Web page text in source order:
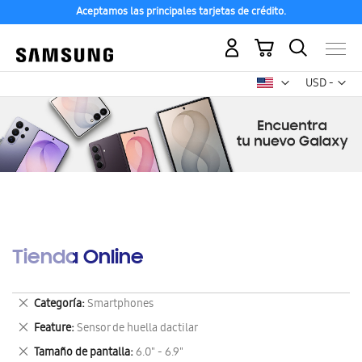
Aceptamos las principales tarjetas de crédito.
USD -
dólar
Mi carrito
Tienda Online
Categoría Smartphones
Eliminar
este
artículo
Feature Sensor de huella dactilar
Eliminar
este
Tamaño de pantalla 6.0" - 6.9"
Eliminar